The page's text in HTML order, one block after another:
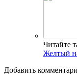
Читайте
Желтый
Добавить